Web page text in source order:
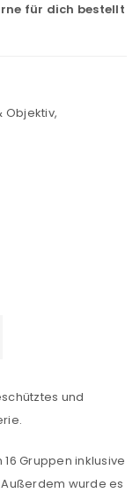
für dich bestellt
Objektiv,
und
Gruppen inklusive
Außerdem wurde es